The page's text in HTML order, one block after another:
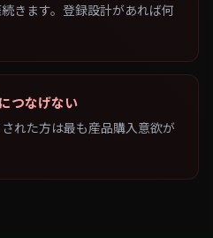
きます。登録設計があれば何
つなげない
れた方は最も産品購入意欲が